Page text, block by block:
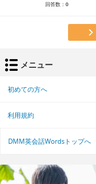
回答数： 0
メニュー
初めての方へ
利用規約
DMM英会話Wordsトップへ